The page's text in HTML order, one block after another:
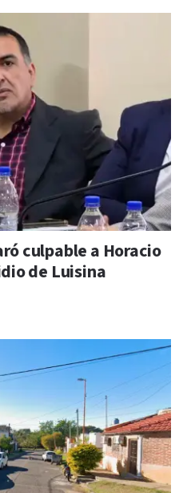
culpable a Horacio
de Luisina